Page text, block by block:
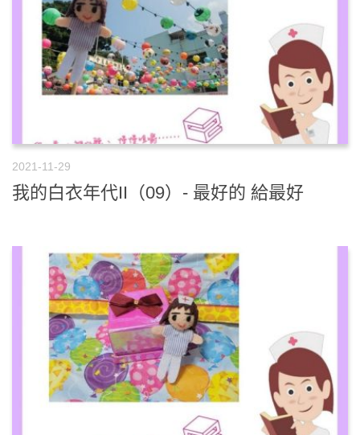
2021-11-29
我的白衣年代II（09）- 最好的 給最好